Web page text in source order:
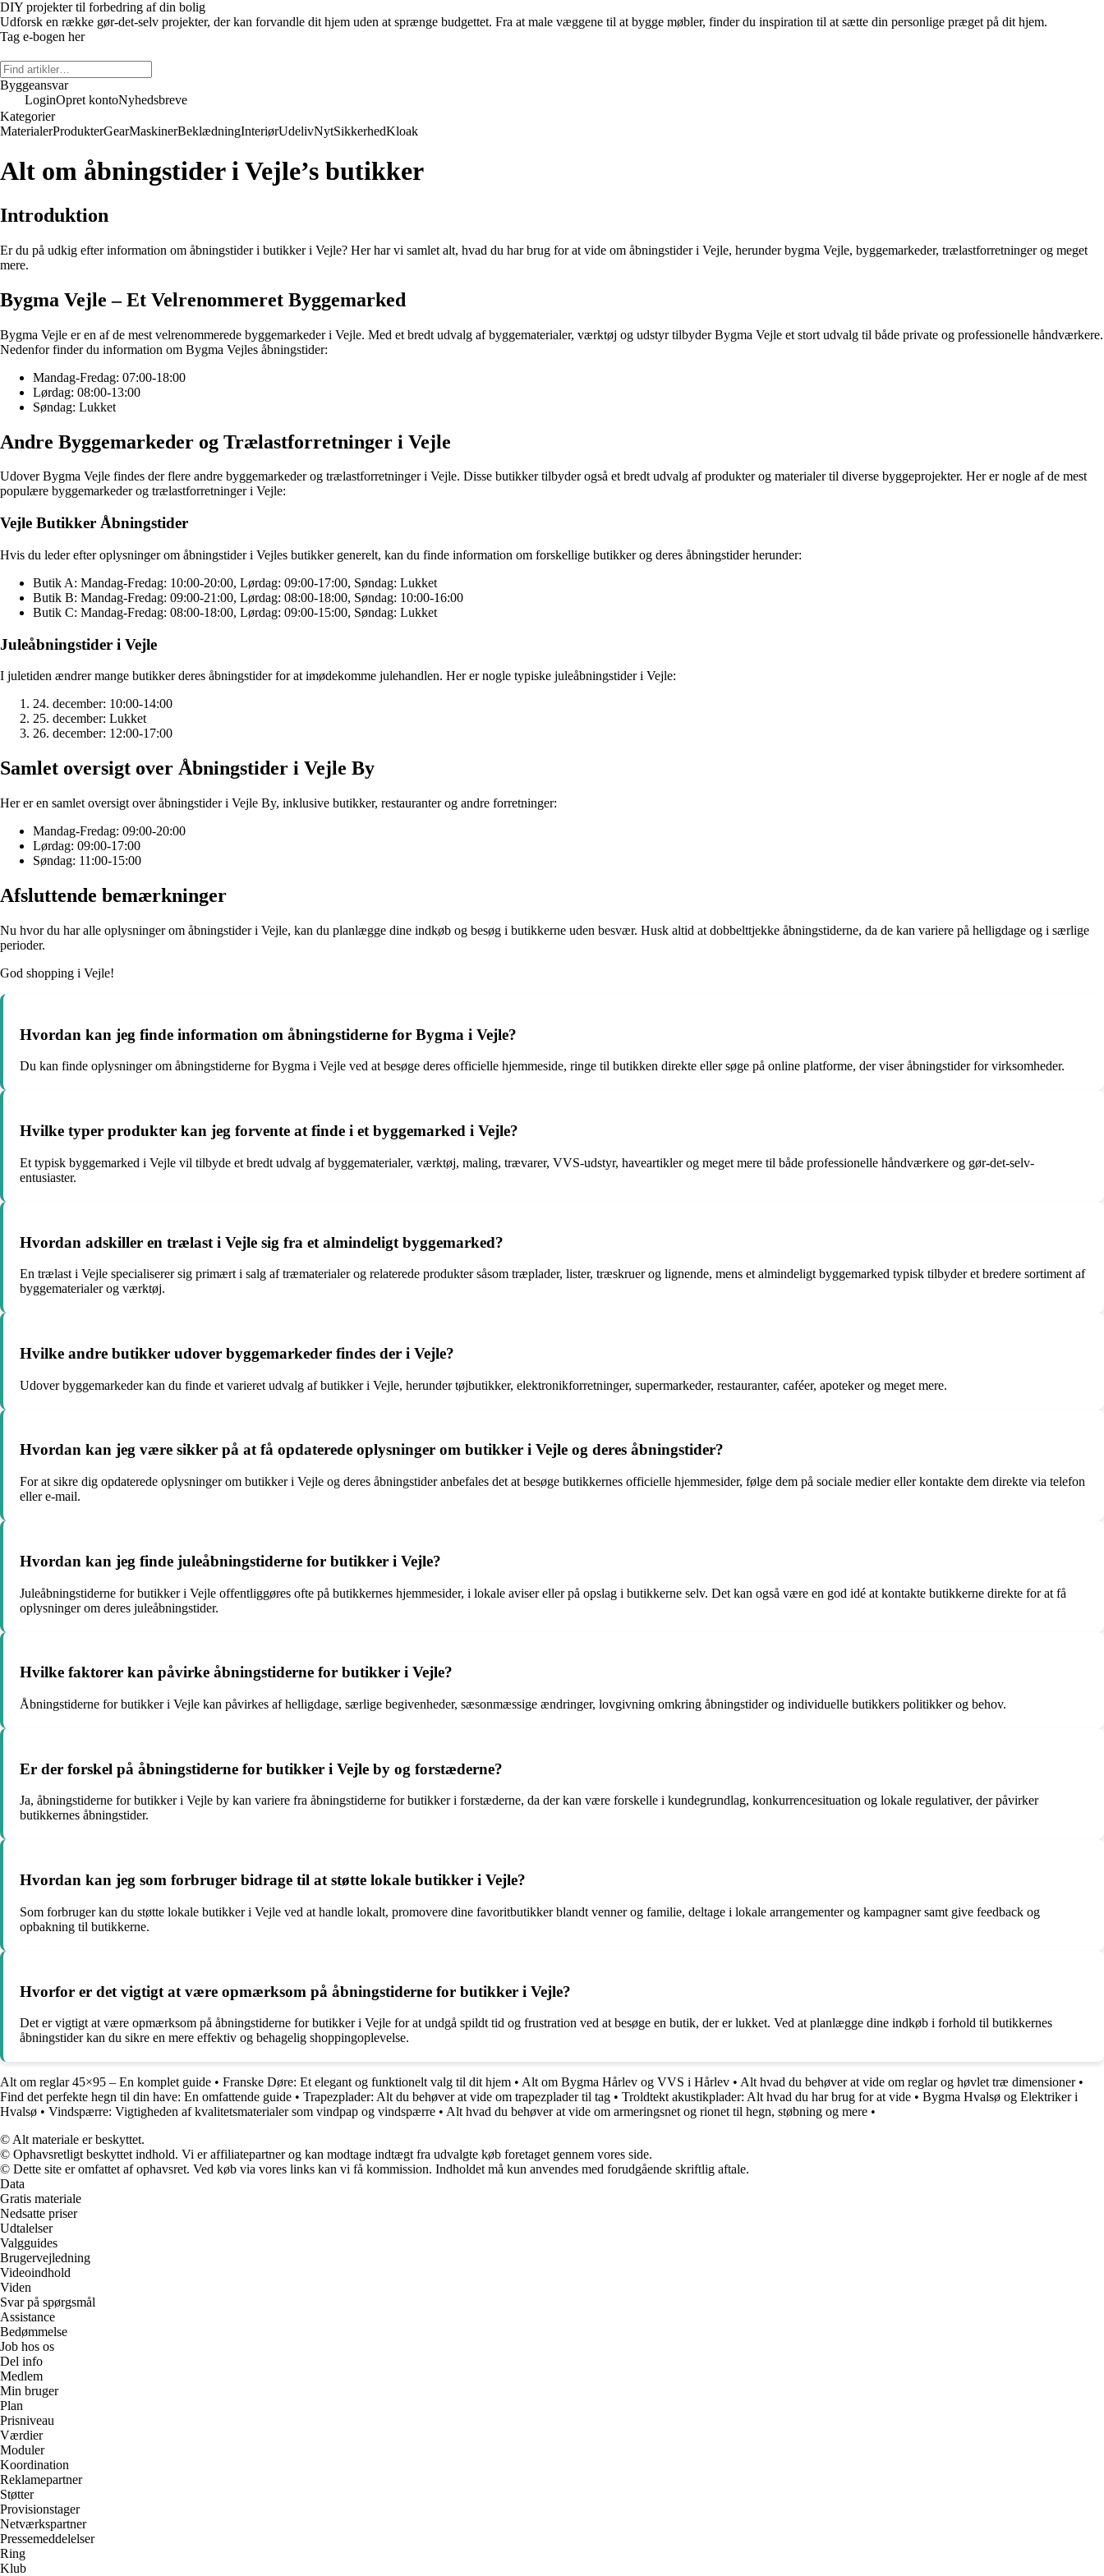
DIY projekter til forbedring af din bolig
Udforsk en række gør-det-selv projekter, der kan forvandle dit hjem uden at sprænge budgettet. Fra at male væggene til at bygge møbler, finder du inspiration til at sætte din personlige præget på dit hjem.
Tag e-bogen her
Byggeansvar
LoginOpret kontoNyhedsbreve
Kategorier
MaterialerProdukterGearMaskinerBeklædningInteriørUdelivNytSikkerhedKloak
Alt om åbningstider i Vejle’s butikker
Introduktion
Er du på udkig efter information om åbningstider i butikker i Vejle? Her har vi samlet alt, hvad du har brug for at vide om åbningstider i Vejle, herunder bygma Vejle, byggemarkeder, trælastforretninger og meget
mere.
Bygma Vejle – Et Velrenommeret Byggemarked
Bygma Vejle er en af de mest velrenommerede byggemarkeder i Vejle. Med et bredt udvalg af byggematerialer, værktøj og udstyr tilbyder Bygma Vejle et stort udvalg til både private og professionelle håndværkere.
Nedenfor finder du information om Bygma Vejles åbningstider:
Mandag-Fredag: 07:00-18:00
Lørdag: 08:00-13:00
Søndag: Lukket
Andre Byggemarkeder og Trælastforretninger i Vejle
Udover Bygma Vejle findes der flere andre byggemarkeder og trælastforretninger i Vejle. Disse butikker tilbyder også et bredt udvalg af produkter og materialer til diverse byggeprojekter. Her er nogle af de mest
populære byggemarkeder og trælastforretninger i Vejle:
Vejle Butikker Åbningstider
Hvis du leder efter oplysninger om åbningstider i Vejles butikker generelt, kan du finde information om forskellige butikker og deres åbningstider herunder:
Butik A: Mandag-Fredag: 10:00-20:00, Lørdag: 09:00-17:00, Søndag: Lukket
Butik B: Mandag-Fredag: 09:00-21:00, Lørdag: 08:00-18:00, Søndag: 10:00-16:00
Butik C: Mandag-Fredag: 08:00-18:00, Lørdag: 09:00-15:00, Søndag: Lukket
Juleåbningstider i Vejle
I juletiden ændrer mange butikker deres åbningstider for at imødekomme julehandlen. Her er nogle typiske juleåbningstider i Vejle:
24. december: 10:00-14:00
25. december: Lukket
26. december: 12:00-17:00
Samlet oversigt over Åbningstider i Vejle By
Her er en samlet oversigt over åbningstider i Vejle By, inklusive butikker, restauranter og andre forretninger:
Mandag-Fredag: 09:00-20:00
Lørdag: 09:00-17:00
Søndag: 11:00-15:00
Afsluttende bemærkninger
Nu hvor du har alle oplysninger om åbningstider i Vejle, kan du planlægge dine indkøb og besøg i butikkerne uden besvær. Husk altid at dobbelttjekke åbningstiderne, da de kan variere på helligdage og i særlige
perioder.
God shopping i Vejle!
Hvordan kan jeg finde information om åbningstiderne for Bygma i Vejle?
Du kan finde oplysninger om åbningstiderne for Bygma i Vejle ved at besøge deres officielle hjemmeside, ringe til butikken direkte eller søge på online platforme, der viser åbningstider for virksomheder.
Hvilke typer produkter kan jeg forvente at finde i et byggemarked i Vejle?
Et typisk byggemarked i Vejle vil tilbyde et bredt udvalg af byggematerialer, værktøj, maling, trævarer, VVS-udstyr, haveartikler og meget mere til både professionelle håndværkere og gør-det-selv-
entusiaster.
Hvordan adskiller en trælast i Vejle sig fra et almindeligt byggemarked?
En trælast i Vejle specialiserer sig primært i salg af træmaterialer og relaterede produkter såsom træplader, lister, træskruer og lignende, mens et almindeligt byggemarked typisk tilbyder et bredere sortiment af
byggematerialer og værktøj.
Hvilke andre butikker udover byggemarkeder findes der i Vejle?
Udover byggemarkeder kan du finde et varieret udvalg af butikker i Vejle, herunder tøjbutikker, elektronikforretninger, supermarkeder, restauranter, caféer, apoteker og meget mere.
Hvordan kan jeg være sikker på at få opdaterede oplysninger om butikker i Vejle og deres åbningstider?
For at sikre dig opdaterede oplysninger om butikker i Vejle og deres åbningstider anbefales det at besøge butikkernes officielle hjemmesider, følge dem på sociale medier eller kontakte dem direkte via telefon
eller e-mail.
Hvordan kan jeg finde juleåbningstiderne for butikker i Vejle?
Juleåbningstiderne for butikker i Vejle offentliggøres ofte på butikkernes hjemmesider, i lokale aviser eller på opslag i butikkerne selv. Det kan også være en god idé at kontakte butikkerne direkte for at få
oplysninger om deres juleåbningstider.
Hvilke faktorer kan påvirke åbningstiderne for butikker i Vejle?
Åbningstiderne for butikker i Vejle kan påvirkes af helligdage, særlige begivenheder, sæsonmæssige ændringer, lovgivning omkring åbningstider og individuelle butikkers politikker og behov.
Er der forskel på åbningstiderne for butikker i Vejle by og forstæderne?
Ja, åbningstiderne for butikker i Vejle by kan variere fra åbningstiderne for butikker i forstæderne, da der kan være forskelle i kundegrundlag, konkurrencesituation og lokale regulativer, der påvirker
butikkernes åbningstider.
Hvordan kan jeg som forbruger bidrage til at støtte lokale butikker i Vejle?
Som forbruger kan du støtte lokale butikker i Vejle ved at handle lokalt, promovere dine favoritbutikker blandt venner og familie, deltage i lokale arrangementer og kampagner samt give feedback og
opbakning til butikkerne.
Hvorfor er det vigtigt at være opmærksom på åbningstiderne for butikker i Vejle?
Det er vigtigt at være opmærksom på åbningstiderne for butikker i Vejle for at undgå spildt tid og frustration ved at besøge en butik, der er lukket. Ved at planlægge dine indkøb i forhold til butikkernes
åbningstider kan du sikre en mere effektiv og behagelig shoppingoplevelse.
Alt om reglar 45×95 – En komplet guide • Franske Døre: Et elegant og funktionelt valg til dit hjem • Alt om Bygma Hårlev og VVS i Hårlev • Alt hvad du behøver at vide om reglar og høvlet træ dimensioner•
Find det perfekte hegn til din have: En omfattende guide • Trapezplader: Alt du behøver at vide om trapezplader til tag • Troldtekt akustikplader: Alt hvad du har brug for at vide • Bygma Hvalsø og Elektriker i
Hvalsø • Vindspærre: Vigtigheden af kvalitetsmaterialer som vindpap og vindspærre • Alt hvad du behøver at vide om armeringsnet og rionet til hegn, støbning og mere •
© Alt materiale er beskyttet.
© Ophavsretligt beskyttet indhold. Vi er affiliatepartner og kan modtage indtægt fra udvalgte køb foretaget gennem vores side.
© Dette site er omfattet af ophavsret. Ved køb via vores links kan vi få kommission. Indholdet må kun anvendes med forudgående skriftlig aftale.
Data
Gratis materiale
Nedsatte priser
Udtalelser
Valgguides
Brugervejledning
Videoindhold
Viden
Svar på spørgsmål
Assistance
Bedømmelse
Job hos os
Del info
Medlem
Min bruger
Plan
Prisniveau
Værdier
Moduler
Koordination
Reklamepartner
Støtter
Provisionstager
Netværkspartner
Pressemeddelelser
Ring
Klub